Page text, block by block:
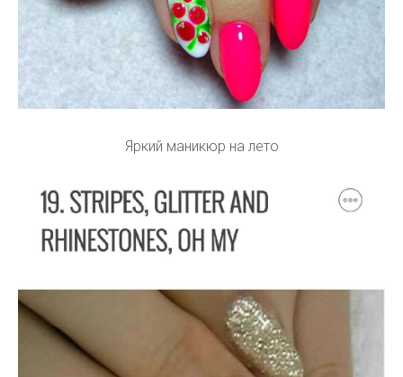
Яркий маникюр на лето